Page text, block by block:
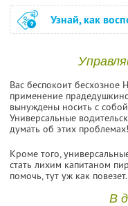
Узнай, как
Вас беспокоит бесхозное
применение
вынуждены носить с
Универсальные
думать об этих проблемах!
Кроме того,
стать лихим капитаном
помочь, тут уж как
В